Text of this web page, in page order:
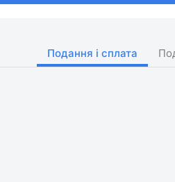
Подання і сплата